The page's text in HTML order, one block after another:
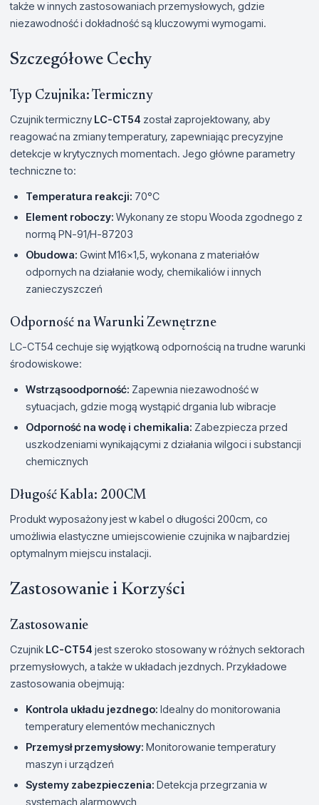
także w innych zastosowaniach przemysłowych, gdzie
niezawodność i dokładność są kluczowymi wymogami.
Szczegółowe Cechy
Typ Czujnika: Termiczny
Czujnik termiczny LC-CT54 został zaprojektowany, aby
reagować na zmiany temperatury, zapewniając precyzyjne
detekcje w krytycznych momentach. Jego główne parametry
techniczne to:
Temperatura reakcji: 70°C
Element roboczy: Wykonany ze stopu Wooda zgodnego z
normą PN-91/H-87203
Obudowa: Gwint M16x1,5, wykonana z materiałów
odpornych na działanie wody, chemikaliów i innych
zanieczyszczeń
Odporność na Warunki Zewnętrzne
LC-CT54 cechuje się wyjątkową odpornością na trudne warunki
środowiskowe:
Wstrząsoodporność: Zapewnia niezawodność w
sytuacjach, gdzie mogą wystąpić drgania lub wibracje
Odporność na wodę i chemikalia: Zabezpiecza przed
uszkodzeniami wynikającymi z działania wilgoci i substancji
chemicznych
Długość Kabla: 200CM
Produkt wyposażony jest w kabel o długości 200cm, co
umożliwia elastyczne umiejscowienie czujnika w najbardziej
optymalnym miejscu instalacji.
Zastosowanie i Korzyści
Zastosowanie
Czujnik LC-CT54 jest szeroko stosowany w różnych sektorach
przemysłowych, a także w układach jezdnych. Przykładowe
zastosowania obejmują:
Kontrola układu jezdnego: Idealny do monitorowania
temperatury elementów mechanicznych
Przemysł przemysłowy: Monitorowanie temperatury
maszyn i urządzeń
Systemy zabezpieczenia: Detekcja przegrzania w
systemach alarmowych